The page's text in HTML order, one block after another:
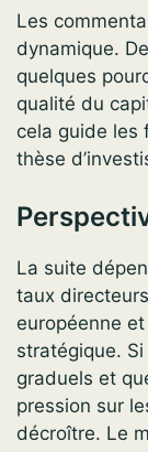
Les
dynamique.
quelques
qualité du
cela guide les
thèse
La suite
taux
européenne
stratégique.
graduels et
pression sur
décroître. Le